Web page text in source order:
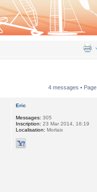
4 messages • Page
Eric
Messages: 305
Inscription: 23 Mar 2014, 16:19
Localisation: Morlaix